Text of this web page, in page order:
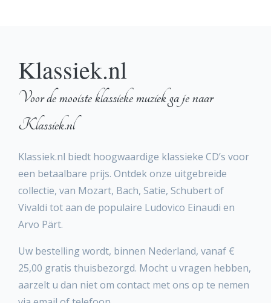
Klassiek.nl
Voor de mooiste klassieke muziek ga je naar
Klassiek.nl
Klassiek.nl biedt hoogwaardige klassieke CD’s voor
een betaalbare prijs. Ontdek onze uitgebreide
collectie, van Mozart, Bach, Satie, Schubert of
Vivaldi tot aan de populaire Ludovico Einaudi en
Arvo Pärt.
Uw bestelling wordt, binnen Nederland, vanaf €
25,00 gratis thuisbezorgd. Mocht u vragen hebben,
aarzelt u dan niet om contact met ons op te nemen